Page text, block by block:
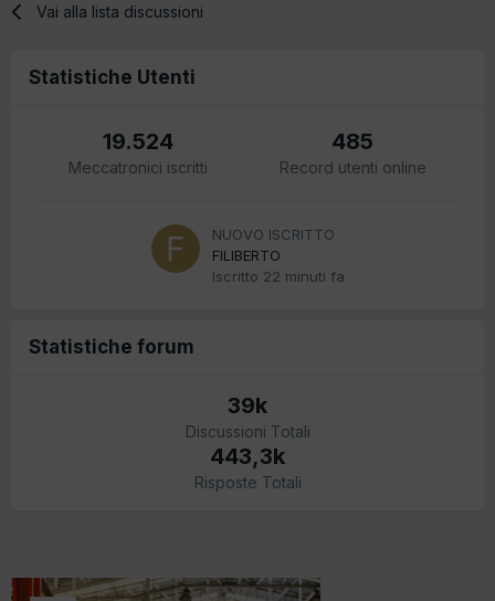
Vai alla lista discussioni
Statistiche Utenti
19.524
Meccatronici iscritti
485
Record utenti online
NUOVO ISCRITTO
FILIBERTO
Iscritto 22 minuti fa
Statistiche forum
39k
Discussioni Totali
443,3k
Risposte Totali